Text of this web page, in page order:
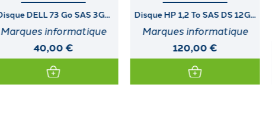
Disque HP 1,2 To SAS DS 12G...
Marques informatique
120,00 €
Imprimante DIGITAL